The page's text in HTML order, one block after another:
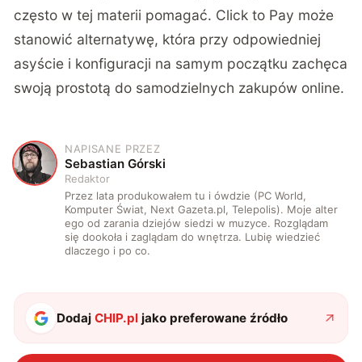
często w tej materii pomagać. Click to Pay może
stanowić alternatywę, która przy odpowiedniej
asyście i konfiguracji na samym początku zachęca
swoją prostotą do samodzielnych zakupów online.
S
NAPISANE PRZEZ
Sebastian Górski
Redaktor
Przez lata produkowałem tu i ówdzie (PC World,
Komputer Świat, Next Gazeta.pl, Telepolis). Moje alter
ego od zarania dziejów siedzi w muzyce. Rozglądam
się dookoła i zaglądam do wnętrza. Lubię wiedzieć
dlaczego i po co.
DodajCHIP.pl jako preferowane źródło